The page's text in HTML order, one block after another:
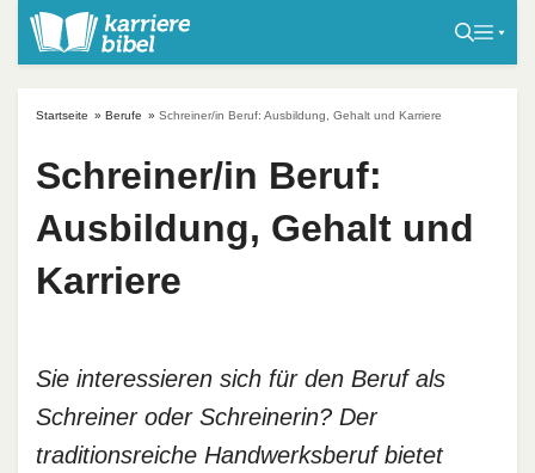
Startseite » Berufe » Schreiner/in Beruf: Ausbildung, Gehalt und Karriere
Schreiner/in Beruf:
Ausbildung, Gehalt und
Karriere
Sie interessieren sich für den Beruf als
Schreiner oder Schreinerin? Der
traditionsreiche Handwerksberuf bietet